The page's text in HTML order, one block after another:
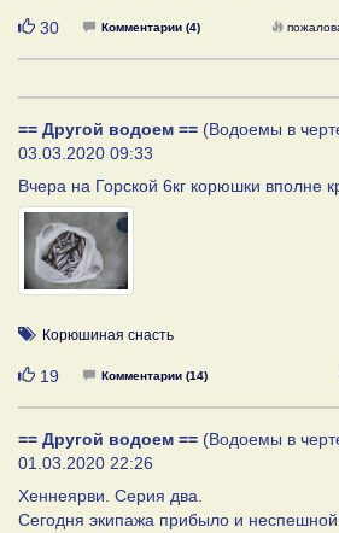
Нравится
30 Комментарии (4)
== Другой водоем == (Водоемы в
03.03.2020 09:33
Вчера на Горской 6кг корюшки вполне
Корюшиная снасть
Нравится
19 Комментарии (14)
== Другой водоем == (Водоемы в
01.03.2020 22:26
Хеннеярви. Серия два.
Сегодня экипажа прибыло и